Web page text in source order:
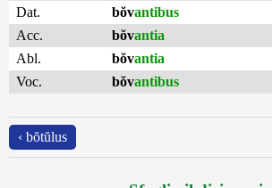
Dat.
bŏvantibus
Acc.
bŏvantia
Abl.
bŏvantia
Voc.
bŏvantibus
‹ bŏtŭlus